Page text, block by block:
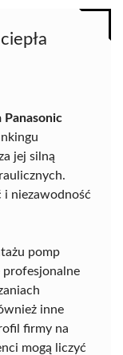
Panasonic
jej silną
i niezawodność
pomp
profesjonalne
inne
firmy na
mogą liczyć